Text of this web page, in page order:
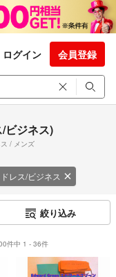
ログイン 会員登録
ビジネス)
/ メンズ
ドレス/ビジネス
絞り込み
件中 1 - 36件